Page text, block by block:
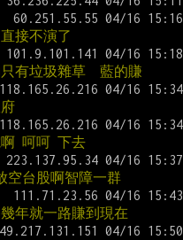
接不演了
有垃圾雜草  藍的賺
呵呵 下去
空台股啊智障一群
年就一路賺到現在